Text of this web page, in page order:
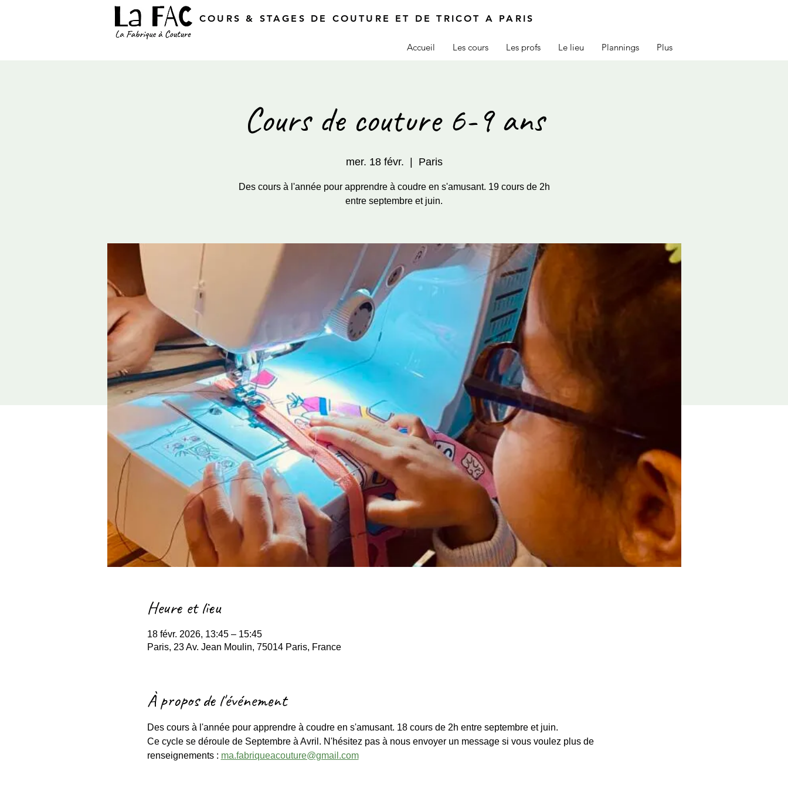
COURS & STAGES DE COUTURE ET DE TRICOT A PARIS
Accueil Les cours Les profs Le lieu Plannings Plus
Cours de couture 6-9 ans
mer. 18 févr. Paris
Des cours à l'année pour apprendre à coudre en s'amusant. 19 cours de 2h
Heure et lieu
18 févr. 2026, 13:45 – 15:45
Paris, 23 Av. Jean Moulin, 75014 Paris, France
À propos de l'événement
Des cours à l'année pour apprendre à coudre en s'amusant. 18 cours de 2h entre septembre et juin.
Ce cycle se déroule de Septembre à Avril. N'hésitez pas à nous envoyer un message si vous voulez plus de
renseignements : ma.fabriqueacouture@gmail.com